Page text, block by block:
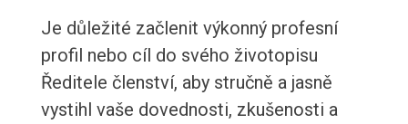
Je důležité začlenit výkonný profesní
profil nebo cíl do svého životopisu
Ředitele členství, aby stručně a jasně
vystihl vaše dovednosti, zkušenosti a